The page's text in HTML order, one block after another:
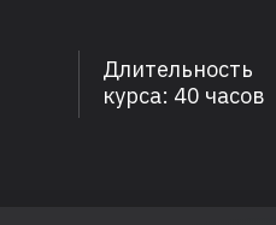
Длительность
курса: 40 часов